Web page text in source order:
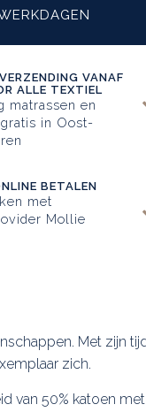
VANAF
ALLE TEXTIEL
matrassen en
in Oost-
BETALEN
met
Mollie
Met zijn
zich.
van 50% katoen